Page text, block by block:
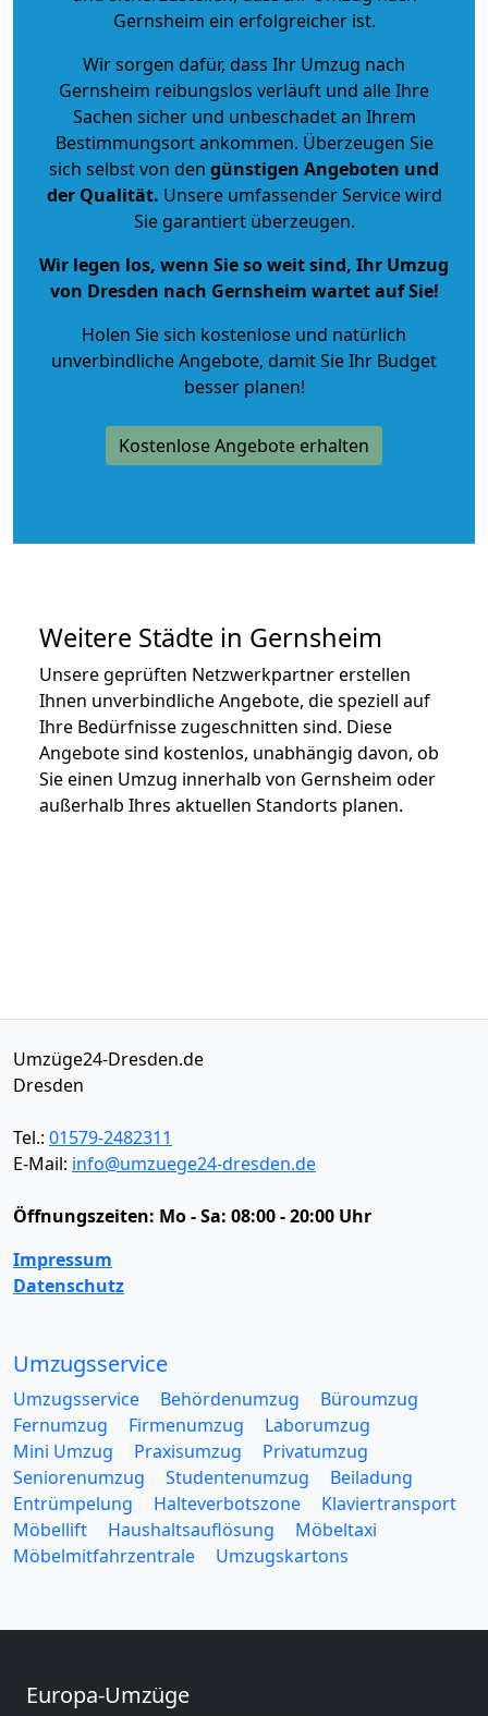
Gernsheim ein erfolgreicher ist.
Wir sorgen dafür, dass Ihr Umzug nach
Gernsheim reibungslos verläuft und alle Ihre
Sachen sicher und unbeschadet an Ihrem
Bestimmungsort ankommen. Überzeugen Sie
sich selbst von den günstigen Angeboten und
der Qualität. Unsere umfassender Service wird
Sie garantiert überzeugen.
Wir legen los, wenn Sie so weit sind, Ihr Umzug
von Dresden nach Gernsheim wartet auf Sie!
Holen Sie sich kostenlose und natürlich
unverbindliche Angebote, damit Sie Ihr Budget
besser planen!
Kostenlose Angebote erhalten
Weitere Städte in Gernsheim
Unsere geprüften Netzwerkpartner erstellen
Ihnen unverbindliche Angebote, die speziell auf
Ihre Bedürfnisse zugeschnitten sind. Diese
Angebote sind kostenlos, unabhängig davon, ob
Sie einen Umzug innerhalb von Gernsheim oder
außerhalb Ihres aktuellen Standorts planen.
Umzüge24-Dresden.de
Dresden
Tel.: 01579-2482311
E-Mail: info@umzuege24-dresden.de
Öffnungszeiten: Mo - Sa: 08:00 - 20:00 Uhr
Impressum
Datenschutz
Umzugsservice
Umzugsservice Behördenumzug
Büroumzug
Fernumzug
Firmenumzug
Laborumzug
Mini Umzug
Praxisumzug
Privatumzug
Seniorenumzug
Studentenumzug
Beiladung
Entrümpelung
Halteverbotszone
Klaviertransport
Möbellift
Haushaltsauflösung
Möbeltaxi
Möbelmitfahrzentrale
Umzugskartons
Europa-Umzüge